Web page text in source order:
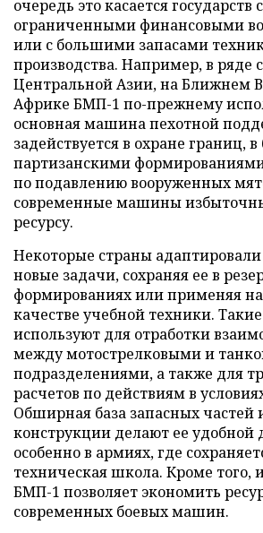
очередь это касается государств с
ограниченными финансовыми
или с большими запасами
производства. Например, в ряде
Центральной Азии, на Ближнем
Африке БМП-1 по-прежнему
основная машина пехотной
задействуется в охране границ, в
партизанскими
по подавлению вооруженных
современные машины
ресурсу.
Некоторые страны
новые задачи, сохраняя ее в
формированиях или применяя
качестве учебной техники.
используют для отработки
между мотострелковыми и
подразделениями, а также для
расчетов по действиям в
Обширная база запасных частей
конструкции делают ее удобной
особенно в армиях, где
техническая школа. Кроме того,
БМП-1 позволяет экономить
современных боевых машин.